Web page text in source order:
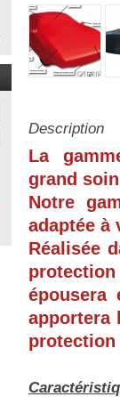
Description
La
grand
Notre
adaptée à
Réalisée
épousera
apportera
protection